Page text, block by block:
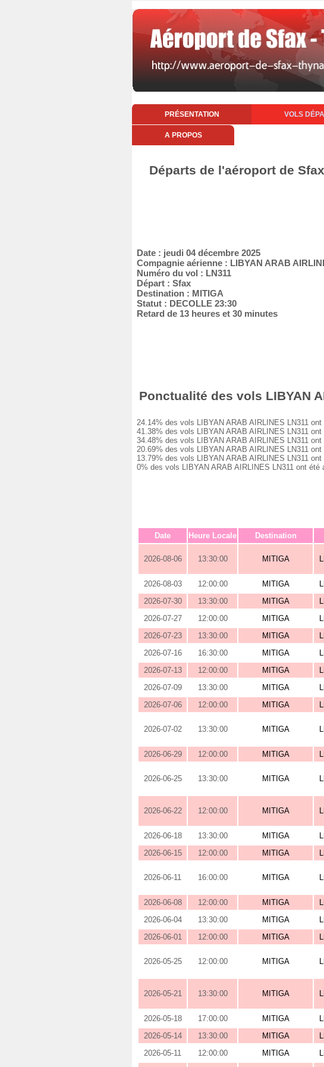
PRÉSENTATION VOLS
A PROPOS
Départs de l'aéroport de
Date : jeudi 04 décembre 2025
Compagnie aérienne : LIBYAN ARAB
Numéro du vol : LN311
Départ : Sfax
Destination : MITIGA
Statut : DECOLLE 23:30
Retard de 13 heures et 30 minutes
Ponctualité des vols LIBYAN
24.14% des vols LIBYAN ARAB AIRLINES LN311
41.38% des vols LIBYAN ARAB AIRLINES LN311
34.48% des vols LIBYAN ARAB AIRLINES LN311
20.69% des vols LIBYAN ARAB AIRLINES LN311
13.79% des vols LIBYAN ARAB AIRLINES LN311
0% des vols LIBYAN ARAB AIRLINES LN311 ont
Date Heure Locale Destination
2026-08-06 13:30:00 MITIGA
2026-08-03
12:00:00 MITIGA
2026-07-30
13:30:00 MITIGA
2026-07-27
12:00:00 MITIGA
2026-07-23
13:30:00 MITIGA
2026-07-16
16:30:00 MITIGA
2026-07-13
12:00:00 MITIGA
2026-07-09
13:30:00 MITIGA
2026-07-06
12:00:00 MITIGA
2026-07-02 13:30:00 MITIGA
2026-06-29
12:00:00 MITIGA
2026-06-25 13:30:00 MITIGA
2026-06-22 12:00:00 MITIGA
2026-06-18
13:30:00 MITIGA
2026-06-15
12:00:00 MITIGA
2026-06-11 16:00:00 MITIGA
2026-06-08
12:00:00 MITIGA
2026-06-04
13:30:00 MITIGA
2026-06-01
12:00:00 MITIGA
2026-05-25 12:00:00 MITIGA
2026-05-21 13:30:00 MITIGA
2026-05-18
17:00:00 MITIGA
2026-05-14
13:30:00 MITIGA
2026-05-11
12:00:00 MITIGA